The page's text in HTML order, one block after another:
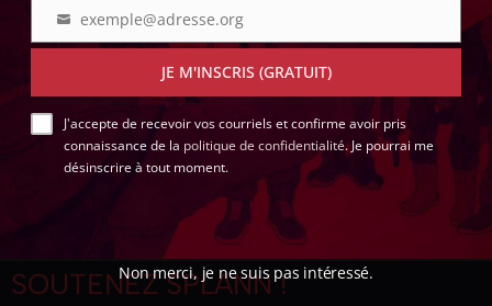
[INFO « SPLANN ! »] NOUVELLE POLLUTION DE
LA MINE IMERYS À GLOMEL : 15 MILLIONS DE
RUISSEAU
Un nouvel incident environnemental fragilise un peu plus
Imerys auprès des élus du centre Bretagne. Déjà alertés
par nos révélations sur un déversements de 3.000 litres de
SOUTENEZSPLANN !
Adresse
courriel
exemple@adresse.org
JE M'INSCRIS (GRATUIT)
J'accepte de recevoir vos courriels et confirme avoir pris
connaissance de la politique de confidentialité. Je pourrai me
désinscrire à tout moment.
Non merci, je ne suis pas intéressé.